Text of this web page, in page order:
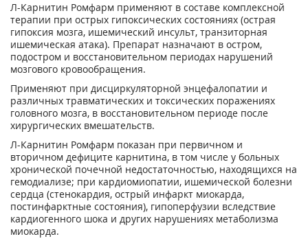
Л-Карнитин Ромфарм применяют в составе комплексной
терапии при острых гипоксических состояниях (острая
гипоксия мозга, ишемический инсульт, транзиторная
ишемическая атака). Препарат назначают в остром,
подостром и восстановительном периодах нарушений
мозгового кровообращения.
Применяют при дисциркуляторной энцефалопатии и
различных травматических и токсических поражениях
головного мозга, в восстановительном периоде после
хирургических вмешательств.
Л-Карнитин Ромфарм показан при первичном и
вторичном дефиците карнитина, в том числе у больных
хронической почечной недостаточностью, находящихся на
гемодиализе; при кардиомиопатии, ишемической болезни
сердца (стенокардия, острый инфаркт миокарда,
постинфарктные состояния), гипоперфузии вследствие
кардиогенного шока и других нарушениях метаболизма
миокарда.